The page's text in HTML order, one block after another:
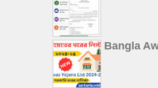
Bangla